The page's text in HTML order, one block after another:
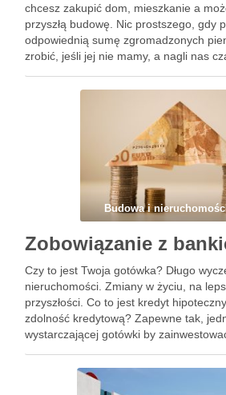
chcesz zakupić dom, mieszkanie a
przyszłą budowę. Nic prostszego, gdy
odpowiednią sumę zgromadzonych
zrobić, jeśli jej nie mamy, a nagli nas
opcji oczywiście jest kredyt
Budowa i
Zobowiązanie z
Czy to jest Twoja gotówka? Długo
nieruchomości. Zmiany w życiu, na
przyszłości. Co to jest kredyt
zdolność kredytową? Zapewne tak,
wystarczającej gotówki by
ustanowiona na kupowanej